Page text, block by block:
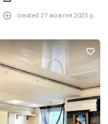
техповерх. - Стан:
двоконтурний газовий котел
наявна техніка, комунікації,
справні. Підключено
меблі, заходь і живи. -
право власності на основі
власниця перша і одна,
продаж за державною
за втрачене житло), за
created 27 жовтня 2025 р.